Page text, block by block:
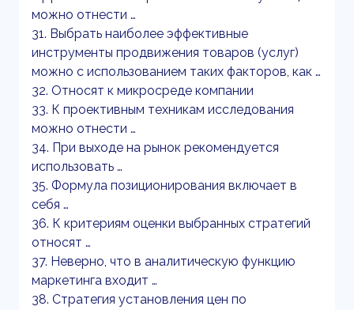
можно отнести …
31. Выбрать наиболее эффективные
инструменты продвижения товаров (услуг)
можно с использованием таких факторов, как …
32. Относят к микросреде компании
33. К проективным техникам исследования
можно отнести …
34. При выходе на рынок рекомендуется
использовать …
35. Формула позиционирования включает в
себя …
36. К критериям оценки выбранных стратегий
относят …
37. Неверно, что в аналитическую функцию
маркетинга входит …
38. Стратегия установления цен по